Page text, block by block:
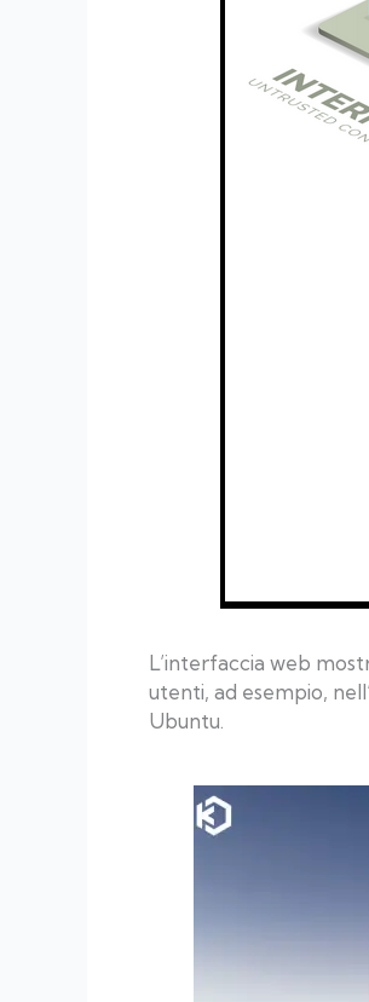
L’interfaccia web
utenti, ad esempio,
Ubuntu.